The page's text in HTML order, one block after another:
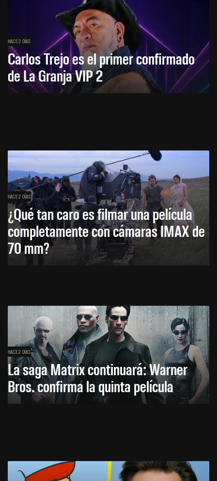
HACE 2 DÍAS
Carlos Trejo es el primer confirmado
de La Granja VIP 2
HACE 2 DÍAS
¿Qué tan caro es filmar una película
completamente con cámaras IMAX de
70 mm?
HACE 2 DÍAS
La saga Matrix continuará: Warner
Bros. confirma la quinta película